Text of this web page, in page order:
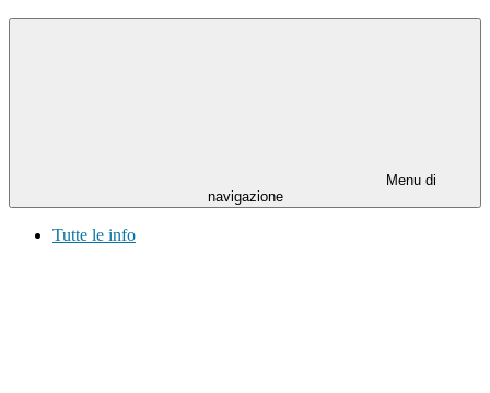
Menu di
navigazione
Tutte le info